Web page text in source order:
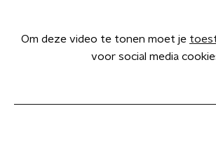
Om deze video te tonen moet je
voor social media